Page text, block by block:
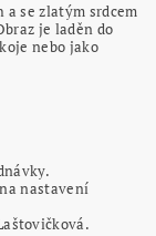
se zlatým srdcem
je laděn do
nebo jako
nastavení